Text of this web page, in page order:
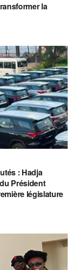
la
: Hadja
Président
législature